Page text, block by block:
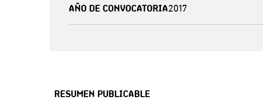
AÑO DE CONVOCATORIA2017
RESUMEN PUBLICABLE